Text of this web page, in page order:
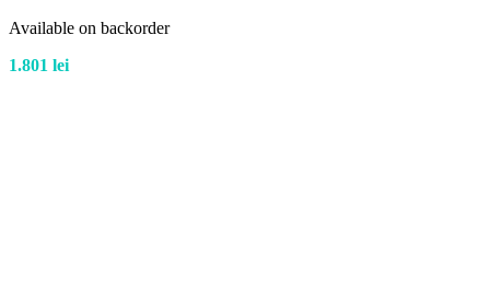
Available on backorder
1.801 lei